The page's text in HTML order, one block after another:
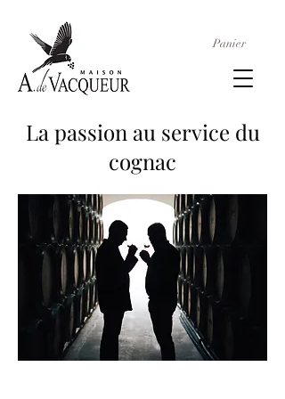
Panier
La passion au service du
cognac